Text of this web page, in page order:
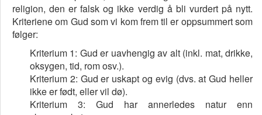
religion, den er falsk og ikke verdig å bli vurdert på nytt.
Kriteriene om Gud som vi kom frem til er oppsummert som
følger:
Kriterium 1: Gud er uavhengig av alt (inkl. mat, drikke,
oksygen, tid, rom osv.).
Kriterium 2: Gud er uskapt og evig (dvs. at Gud heller
ikke er født, eller vil dø).
Kriterium 3: Gud har annerledes natur enn